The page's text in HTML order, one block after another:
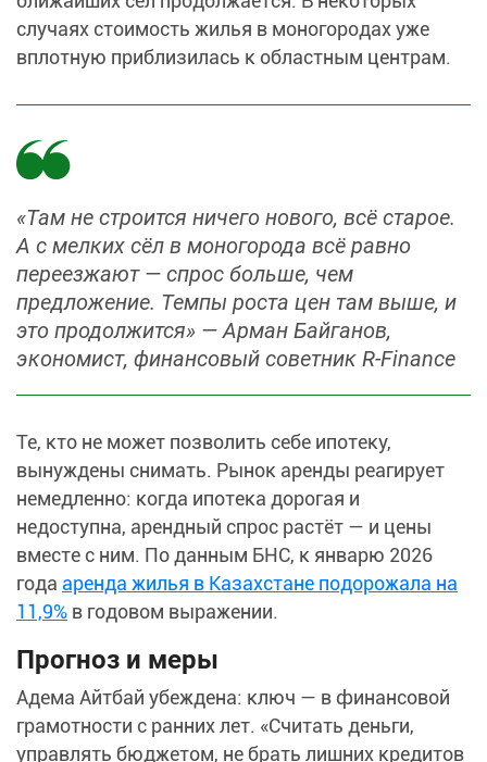
случаях стоимость жилья в моногородах уже
вплотную приблизилась к областным центрам.
«Там не строится ничего нового, всё старое.
А с мелких сёл в моногорода всё равно
переезжают — спрос больше, чем
предложение. Темпы роста цен там выше, и
это продолжится» — Арман Байганов,
экономист, финансовый советник R-Finance
Те, кто не может позволить себе ипотеку,
вынуждены снимать. Рынок аренды реагирует
немедленно: когда ипотека дорогая и
недоступна, арендный спрос растёт — и цены
вместе с ним. По данным БНС, к январю 2026
года аренда жилья в Казахстане подорожала на
11,9% в годовом выражении.
Прогноз и меры
Адема Айтбай убеждена: ключ — в финансовой
грамотности с ранних лет. «Считать деньги,
управлять бюджетом, не брать лишних кредитов